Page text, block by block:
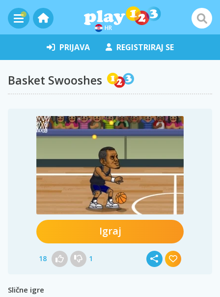
HR
PRIJAVA REGISTRIRAJ SE
Basket Swooshes
Igraj
18 1
Slične igre